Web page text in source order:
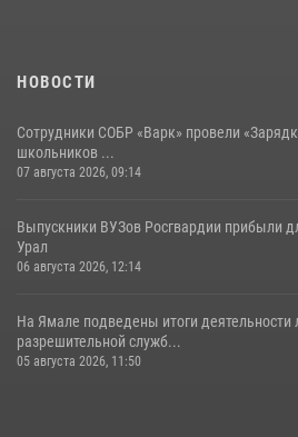
НОВОСТИ
Сотрудники СОБР «Варк» провели
школьников ...
07 августа 2026, 09:14
Выпускники ВУЗов Росгвардии прибыли
Урал
06 августа 2026, 12:14
На Ямале подведены итоги деятельности
разрешительной служб...
05 августа 2026, 11:50